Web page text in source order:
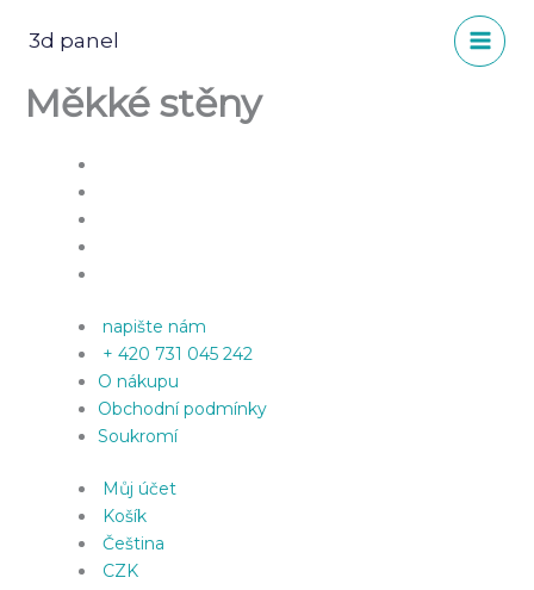
3d panel
Měkké stěny
napište nám
+ 420 731 045 242
O nákupu
Obchodní podmínky
Soukromí
Můj účet
Košík
Čeština
CZK